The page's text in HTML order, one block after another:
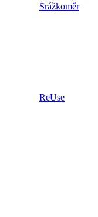
Srážkoměr
ReUse